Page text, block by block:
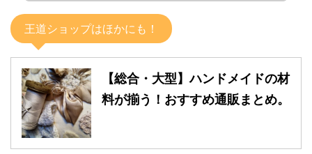
王道ショップはほかにも！
【総合・大型】ハンドメイドの材
料が揃う！おすすめ通販まとめ。